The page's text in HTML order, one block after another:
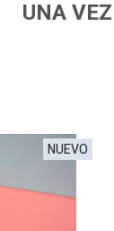
UNA
NUEVO